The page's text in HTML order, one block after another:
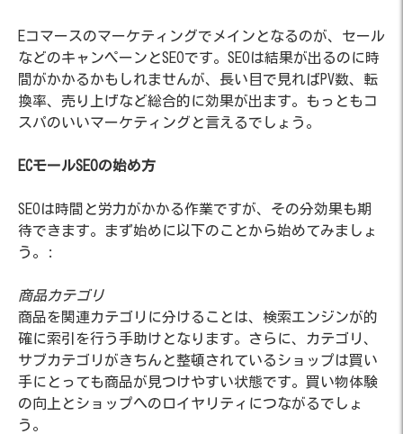
Eコマースのマーケティングでメインとなるのが、セール
などのキャンペーンとSEOです。SEOは結果が出るのに時
間がかかるかもしれませんが、長い目で見ればPV数、転
換率、売り上げなど総合的に効果が出ます。もっともコ
スパのいいマーケティングと言えるでしょう。
ECモールSEOの始め方
SEOは時間と労力がかかる作業ですが、その分効果も期
待できます。まず始めに以下のことから始めてみましょ
う。:
商品カテゴリ
商品を関連カテゴリに分けることは、検索エンジンが的
確に索引を行う手助けとなります。さらに、カテゴリ、
サブカテゴリがきちんと整頓されているショップは買い
手にとっても商品が見つけやすい状態です。買い物体験
の向上とショップへのロイヤリティにつながるでしょ
う。